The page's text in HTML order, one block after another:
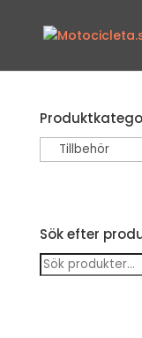
Sök efter
Sök